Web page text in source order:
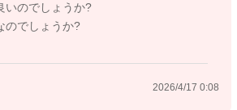
いのでしょうか?
のでしょうか?
2026/4/17 0:08